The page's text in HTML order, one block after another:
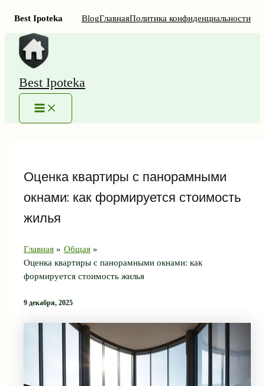
Best Ipoteka BlogГлавнаяПолитика конфиденциальности
Перейти
содержимому
Best Ipoteka
MAIN
MENU
Оценка квартиры с панорамными
окнами: как формируется стоимость
жилья
Главная
Общая
Оценка квартиры с панорамными окнами: как
формируется стоимость жилья
9 декабря, 2025